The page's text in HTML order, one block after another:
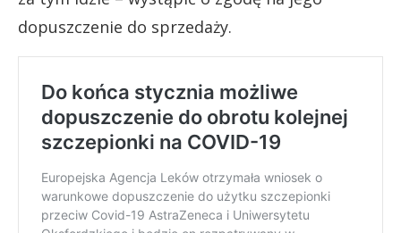
dopuszczenie do sprzedaży.